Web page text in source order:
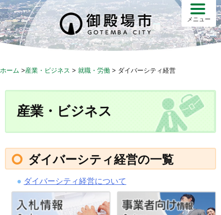
S
k
i
p
メニュー
ホーム >産業・ビジネス > 就職・労働 > ダイバーシティ経営
産業・ビジネス
ダイバーシティ経営の一覧
ダイバーシティ経営について